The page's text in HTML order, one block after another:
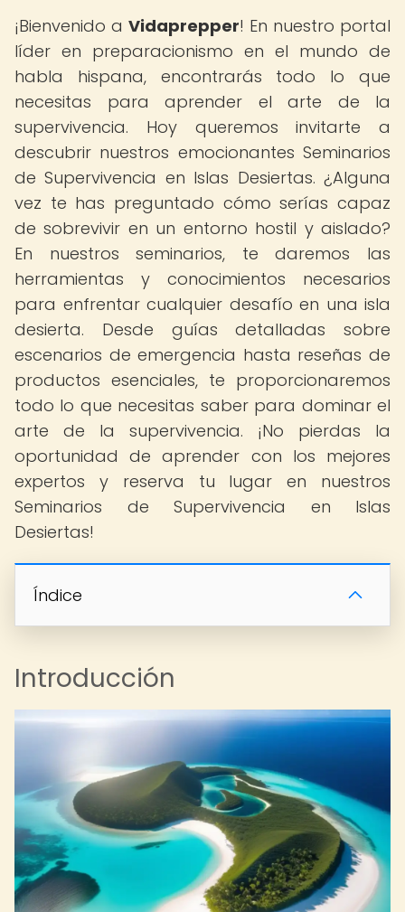
¡Bienvenido a Vidaprepper! En nuestro portal
líder en preparacionismo en el mundo de
habla hispana, encontrarás todo lo que
necesitas para aprender el arte de la
supervivencia. Hoy queremos invitarte a
descubrir nuestros emocionantes Seminarios
de Supervivencia en Islas Desiertas. ¿Alguna
vez te has preguntado cómo serías capaz
de sobrevivir en un entorno hostil y aislado?
En nuestros seminarios, te daremos las
herramientas y conocimientos necesarios
para enfrentar cualquier desafío en una isla
desierta. Desde guías detalladas sobre
escenarios de emergencia hasta reseñas de
productos esenciales, te proporcionaremos
todo lo que necesitas saber para dominar el
arte de la supervivencia. ¡No pierdas la
oportunidad de aprender con los mejores
expertos y reserva tu lugar en nuestros
Seminarios de Supervivencia en Islas
Desiertas!
Índice
Introducción